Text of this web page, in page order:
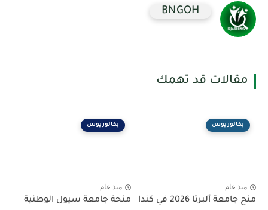
BNGOH
مقالات قد تهمك
بكالوريوس
منذ عام
منح جامعة ألبرتا 2026 في كندا
بكالوريوس
منذ عام
منحة جامعة سيول الوطنية